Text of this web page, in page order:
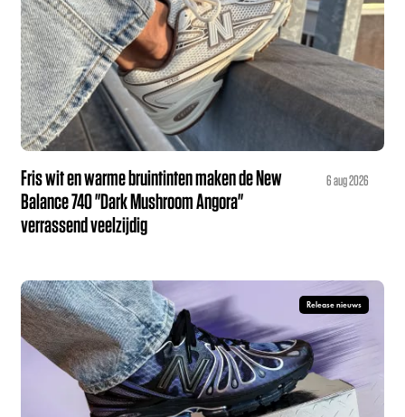
Fris wit en warme bruintinten maken de New
Balance 740 "Dark Mushroom Angora"
verrassend veelzijdig
6 aug 2026
Release nieuws